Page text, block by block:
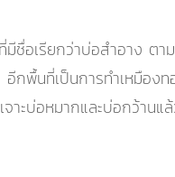
ชื่อเรียกว่าบ่อสำอาง ตา
กพื้นที่เป็นการทำเหมืองท
ะบ่อหมากและบ่อกว้านแล้